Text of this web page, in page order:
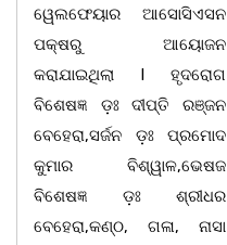
ୱେଲଫେୟାର ଆସୋସିଏସନ
ପକ୍ଷରୁ ଆୟୋଜନ
କରାଯାଇଥିଲା l ହୃଦରୋଗ
ବିଶେଷଜ୍ଞ ଡ଼ଃ ଦୀପ୍ତି ରଞ୍ଜନ
ବେହେରା,ସର୍ଜନ ଡ଼ଃ ପ୍ରମୋଦ
କୁମାର ବିଶ୍ୱାଳ,ଭେଷଜ
ବିଶେଷଜ୍ଞ ଡ଼ଃ ଶ୍ରୀଧର
ବେହେରା,କଣ୍ଠ, ଗଳା, ନାସା